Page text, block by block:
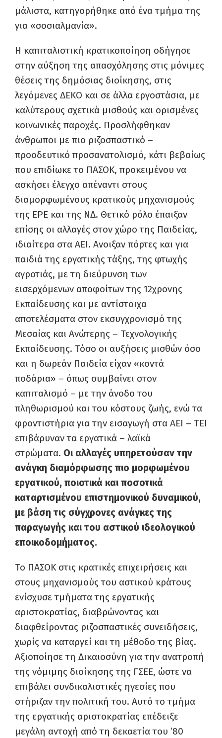
μάλιστα, κατηγορήθηκε από ένα τμήμα της
για «σοσιαλμανία».
Η καπιταλιστική κρατικοποίηση οδήγησε
στην αύξηση της απασχόλησης στις μόνιμες
θέσεις της δημόσιας διοίκησης, στις
λεγόμενες ΔΕΚΟ και σε άλλα εργοστάσια, με
καλύτερους σχετικά μισθούς και ορισμένες
κοινωνικές παροχές. Προσλήφθηκαν
άνθρωποι με πιο ριζοσπαστικό –
προοδευτικό προσανατολισμό, κάτι βεβαίως
που επιδίωκε το ΠΑΣΟΚ, προκειμένου να
ασκήσει έλεγχο απέναντι στους
διαμορφωμένους κρατικούς μηχανισμούς
της ΕΡΕ και της ΝΔ. Θετικό ρόλο έπαιξαν
επίσης οι αλλαγές στον χώρο της Παιδείας,
ιδιαίτερα στα ΑΕΙ. Ανοιξαν πόρτες και για
παιδιά της εργατικής τάξης, της φτωχής
αγροτιάς, με τη διεύρυνση των
εισερχόμενων αποφοίτων της 12χρονης
Εκπαίδευσης και με αντίστοιχα
αποτελέσματα στον εκσυγχρονισμό της
Μεσαίας και Ανώτερης – Τεχνολογικής
Εκπαίδευσης. Τόσο οι αυξήσεις μισθών όσο
και η δωρεάν Παιδεία είχαν «κοντά
ποδάρια» – όπως συμβαίνει στον
καπιταλισμό – με την άνοδο του
πληθωρισμού και του κόστους ζωής, ενώ τα
φροντιστήρια για την εισαγωγή στα ΑΕΙ – ΤΕΙ
επιβάρυναν τα εργατικά – λαϊκά
στρώματα. Οι αλλαγές υπηρετούσαν την
ανάγκη διαμόρφωσης πιο μορφωμένου
εργατικού, ποιοτικά και ποσοτικά
καταρτισμένου επιστημονικού δυναμικού,
με βάση τις σύγχρονες ανάγκες της
παραγωγής και του αστικού ιδεολογικού
εποικοδομήματος.
Το ΠΑΣΟΚ στις κρατικές επιχειρήσεις και
στους μηχανισμούς του αστικού κράτους
ενίσχυσε τμήματα της εργατικής
αριστοκρατίας, διαβρώνοντας και
διαφθείροντας ριζοσπαστικές συνειδήσεις,
χωρίς να καταργεί και τη μέθοδο της βίας.
Αξιοποίησε τη Δικαιοσύνη για την ανατροπή
της νόμιμης διοίκησης της ΓΣΕΕ, ώστε να
επιβάλει συνδικαλιστικές ηγεσίες που
στήριζαν την πολιτική του. Αυτό το τμήμα
της εργατικής αριστοκρατίας επέδειξε
μεγάλη αντοχή από τη δεκαετία του ’80